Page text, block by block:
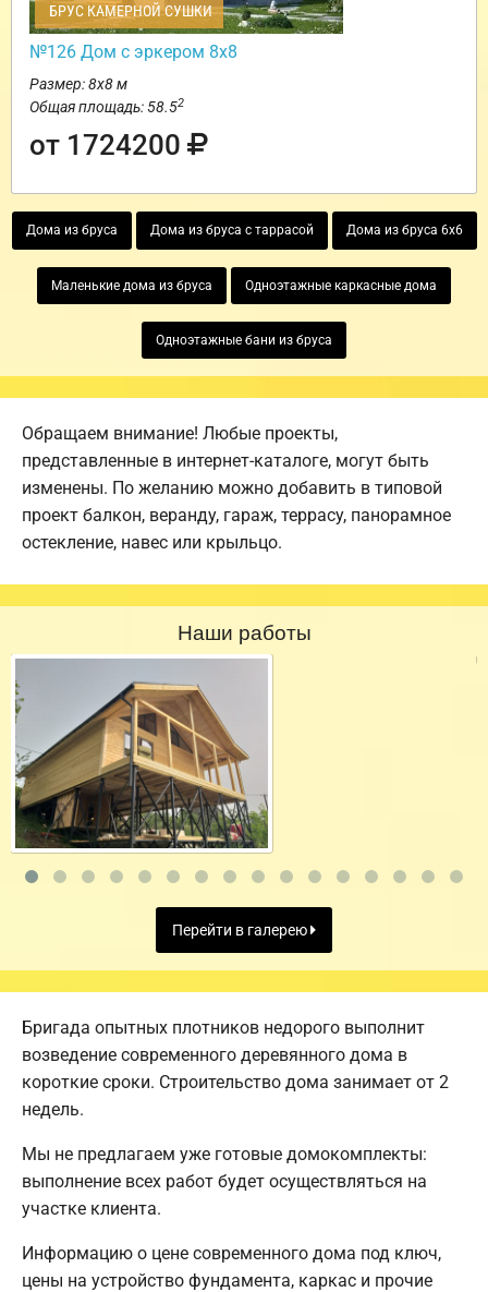
БРУС КАМЕРНОЙ СУШКИ
№126 Дом с эркером 8х8
Размер: 8х8 м
Общая площадь: 58.52
от 1724200
Дома из бруса Дома из бруса с таррасой Дома из бруса 6х6
Маленькие дома из бруса Одноэтажные каркасные дома
Одноэтажные бани из бруса
Обращаем внимание! Любые проекты,
представленные в интернет-каталоге, могут быть
изменены. По желанию можно добавить в типовой
проект балкон, веранду, гараж, террасу, панорамное
остекление, навес или крыльцо.
Наши работы
Перейти в галерею
Бригада опытных плотников недорого выполнит
возведение современного деревянного дома в
короткие сроки. Строительство дома занимает от 2
недель.
Мы не предлагаем уже готовые домокомплекты:
выполнение всех работ будет осуществляться на
участке клиента.
Информацию о цене современного дома под ключ,
цены на устройство фундамента, каркас и прочие